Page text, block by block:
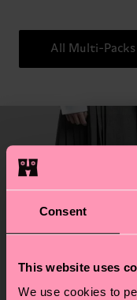
Consent
This website uses
We use cookies to
All Multi-Packs